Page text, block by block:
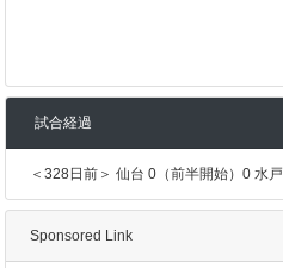
試合経過
＜328日前＞ 仙台 0（前半開始）0 水戸
Sponsored Link